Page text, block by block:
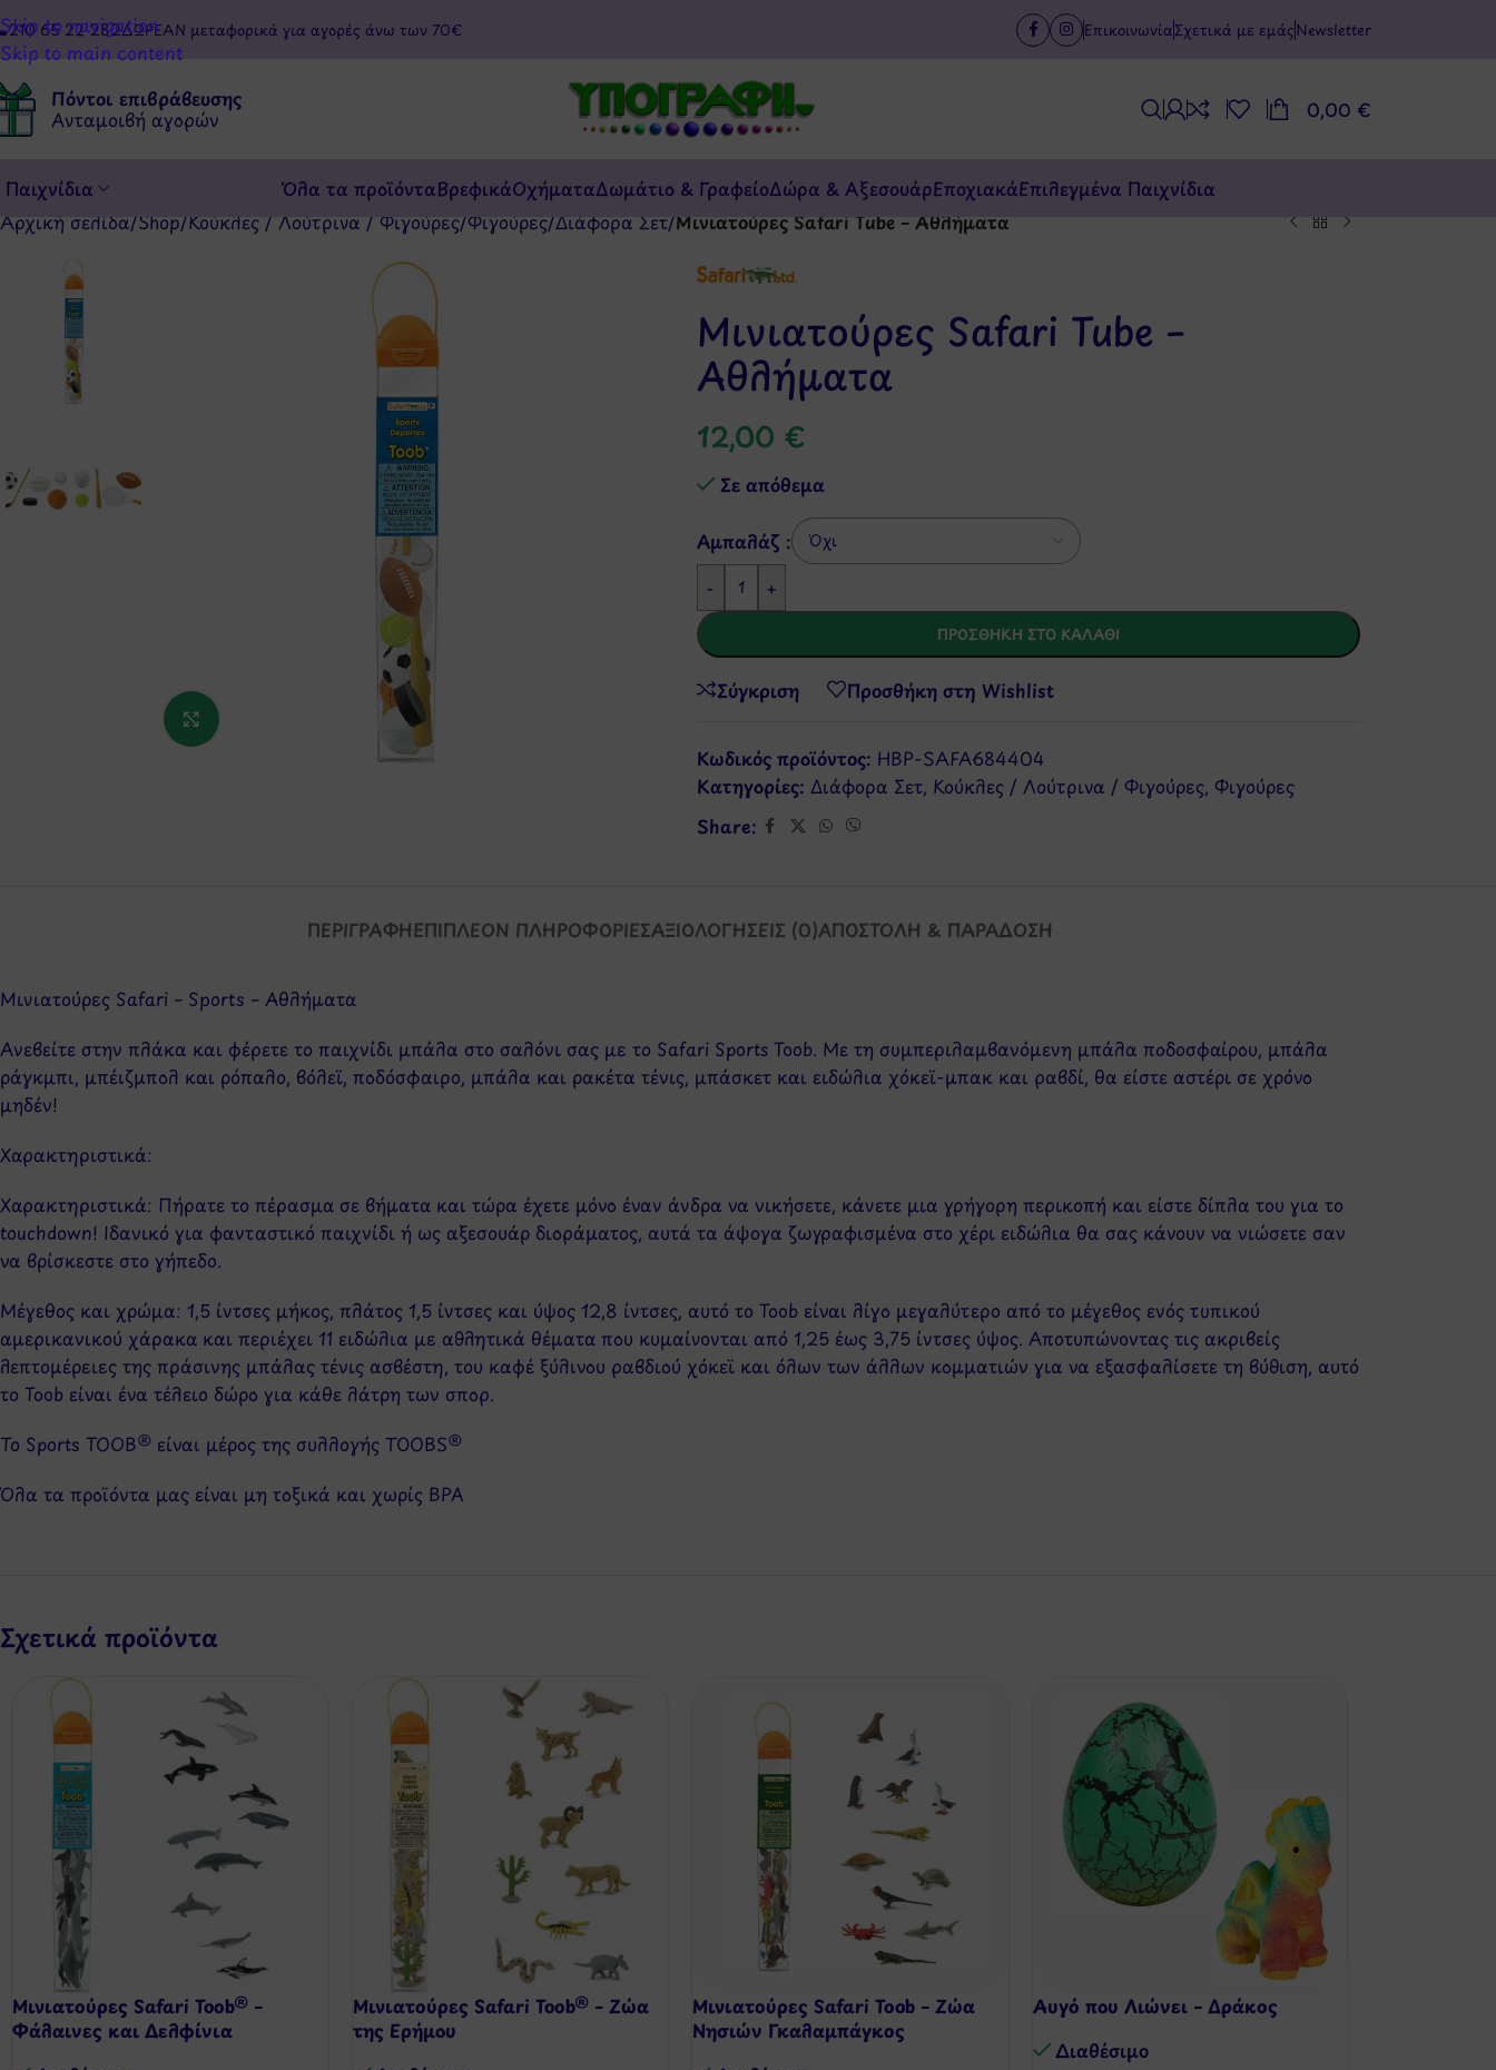
Skip to navigation
Skip to main content
210 65 22 282ΔΩΡΕΑΝ μεταφορικά για αγορές άνω των 70€ Επικοινωνία Σχετικά με εμάςNewsletter
Πόντοι επιβράβευσης
Ανταμοιβή αγορών 0,00 €
Παιχνίδια Όλα τα προϊόνταΒρεφικάΟχήματαΔωμάτιο & ΓραφείοΔώρα & ΑξεσουάρΕποχιακάΕπιλεγμένα Παιχνίδια
Αρχική σελίδα/Shop/Κούκλες / Λούτρινα / Φιγούρες/Φιγούρες/Διάφορα Σετ/Μινιατούρες Safari Tube – Αθλήματα
Κάντε κλικ για μεγέθυνση
Μινιατούρες Safari Tube –
Αθλήματα
12,00 €
Σε απόθεμα
Αμπαλάζ :
-
+
ΠΡΟΣΘΉΚΗ ΣΤΟ ΚΑΛΆΘΙ
Σύγκριση Προσθήκη στη Wishlist
Κωδικός προϊόντος: HBP-SAFA684404
Κατηγορίες: Διάφορα Σετ, Κούκλες / Λούτρινα / Φιγούρες, Φιγούρες
Share:
ΠΕΡΙΓΡΑΦΉΕΠΙΠΛΈΟΝ ΠΛΗΡΟΦΟΡΊΕΣΑΞΙΟΛΟΓΉΣΕΙΣ (0)ΑΠΟΣΤΟΛΉ & ΠΑΡΆΔΟΣΗ
Μινιατούρες Safari – Sports – Αθλήματα
Aνεβείτε στην πλάκα και φέρετε το παιχνίδι μπάλα στο σαλόνι σας με το Safari Sports Toob. Με τη συμπεριλαμβανόμενη μπάλα ποδοσφαίρου, μπάλα
ράγκμπι, μπέιζμπολ και ρόπαλο, βόλεϊ, ποδόσφαιρο, μπάλα και ρακέτα τένις, μπάσκετ και ειδώλια χόκεϊ-μπακ και ραβδί, θα είστε αστέρι σε χρόνο
μηδέν!
Χαρακτηριστικά:
Χαρακτηριστικά: Πήρατε το πέρασμα σε βήματα και τώρα έχετε μόνο έναν άνδρα να νικήσετε, κάνετε μια γρήγορη περικοπή και είστε δίπλα του για το
touchdown! Ιδανικό για φανταστικό παιχνίδι ή ως αξεσουάρ διοράματος, αυτά τα άψογα ζωγραφισμένα στο χέρι ειδώλια θα σας κάνουν να νιώσετε σαν
να βρίσκεστε στο γήπεδο.
Μέγεθος και χρώμα: 1,5 ίντσες μήκος, πλάτος 1,5 ίντσες και ύψος 12,8 ίντσες, αυτό το Toob είναι λίγο μεγαλύτερο από το μέγεθος ενός τυπικού
αμερικανικού χάρακα και περιέχει 11 ειδώλια με αθλητικά θέματα που κυμαίνονται από 1,25 έως 3,75 ίντσες ύψος. Αποτυπώνοντας τις ακριβείς
λεπτομέρειες της πράσινης μπάλας τένις ασβέστη, του καφέ ξύλινου ραβδιού χόκεϊ και όλων των άλλων κομματιών για να εξασφαλίσετε τη βύθιση, αυτό
το Toob είναι ένα τέλειο δώρο για κάθε λάτρη των σπορ.
Το Sports TOOB® είναι μέρος της συλλογής TOOBS®
Όλα τα προϊόντα μας είναι μη τοξικά και χωρίς BPA
Σχετικά προϊόντα
Μινιατούρες Safari Toob® –
Φάλαινες και Δελφίνια
Μινιατούρες Safari Toob® – Ζώα
της Ερήμου
Μινιατούρες Safari Toob – Ζώα
Νησιών Γκαλαμπάγκος
Αυγό που Λιώνει – Δράκος
Διαθέσιμo